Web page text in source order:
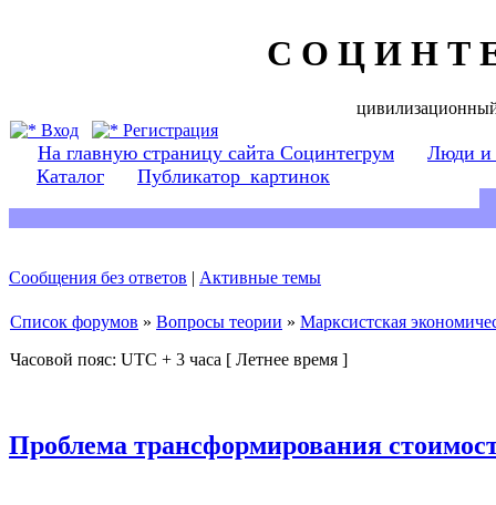
С О Ц И Н Т
Вход
Регистрация
На главную страницу сайта Социнтегрум
Люди и
Каталог
Публикатор_картинок
Сообщения без ответов | Активные темы
Список форумов » Вопросы теории » Марксистская
Часовой пояс: UTC + 3 часа [ Летнее время ]
Проблема трансформирования